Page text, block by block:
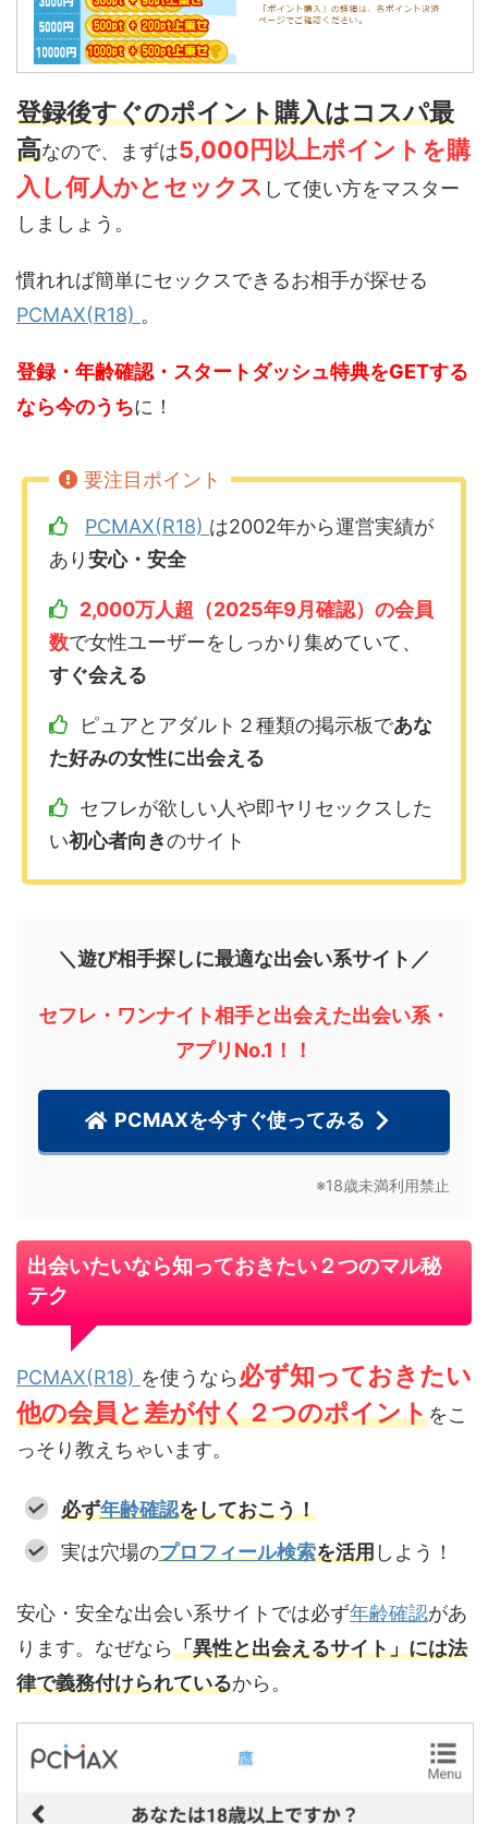
登録後すぐのポイント購入はコスパ最
高なので、まずは5,000円以上ポイントを購
入し何人かとセックス して使い方をマスター
しましょう。
慣れれば簡単にセックスできるお相手が探せる
PCMAX(R18) 。
登録・年齢確認・スタートダッシュ特典をGETする
なら今のうちに！
PCMAX(R18) は2002年から運営実績が
あり安心・安全
2,000万人超（2025年9月確認）の会員
数で女性ユーザーをしっかり集めていて、
すぐ会える
ピュアとアダルト２種類の掲示板であな
た好みの女性に出会える
セフレが欲しい人や即ヤリセックスした
い初心者向きのサイト
＼遊び相手探しに最適な出会い系サイト／
セフレ・ワンナイト相手と出会えた出会い系・
アプリNo.1！！
PCMAXを今すぐ使ってみる
※18歳未満利用禁止
出会いたいなら知っておきたい２つのマル秘
テク
PCMAX(R18) を使うなら必ず知っておきたい
他の会員と差が付く２つのポイントをこ
っそり教えちゃいます。
必ず年齢確認をしておこう！
実は穴場のプロフィール検索を活用しよう！
安心・安全な出会い系サイトでは必ず年齢確認があ
ります。なぜなら「異性と出会えるサイト」には法
律で義務付けられているから。